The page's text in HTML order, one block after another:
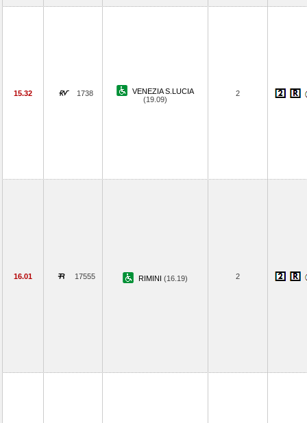
15.32 1738
VENEZIA S.LUCIA
(19.09)
2
16.01 17555 RIMINI (16.19) 2